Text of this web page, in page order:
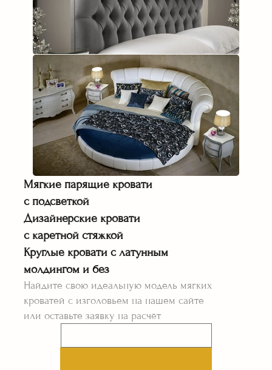
Мягкие парящие кровати
с подсветкой
Дизайнерские кровати
с каретной стяжкой
Круглые кровати с латунным
молдингом и без
Найдите свою идеальную модель мягких
кроватей с изголовьем на нашем сайте
или оставьте заявку на расчёт